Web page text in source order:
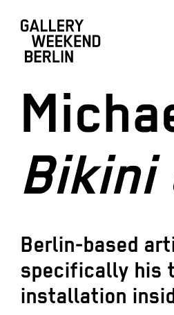
Bikini
Berlin-based
specifically his
installation